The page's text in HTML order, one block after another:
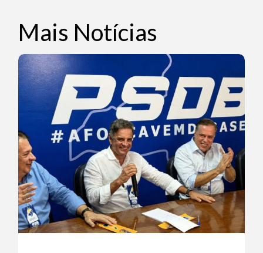
Mais Notícias